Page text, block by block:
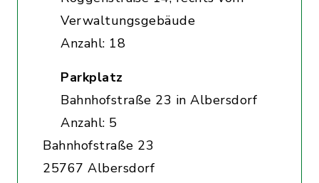
Verwaltungsgebäude
Anzahl: 18
Parkplatz
Bahnhofstraße 23 in Albersdorf
Anzahl: 5
Bahnhofstraße 23
25767 Albersdorf